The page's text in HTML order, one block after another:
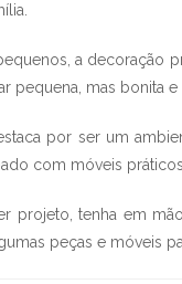
a decoração
pequena, mas bonita
por ser um
com móveis
projeto, tenha em
peças e móveis